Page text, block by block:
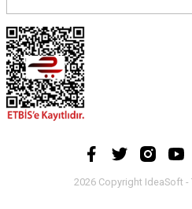
2026 Copyright IdeaSoft -